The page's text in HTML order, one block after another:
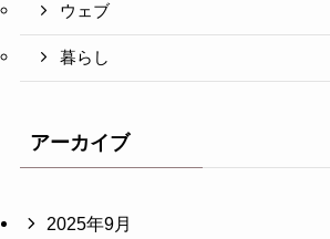
ウェブ
暮らし
アーカイブ
2025年9月